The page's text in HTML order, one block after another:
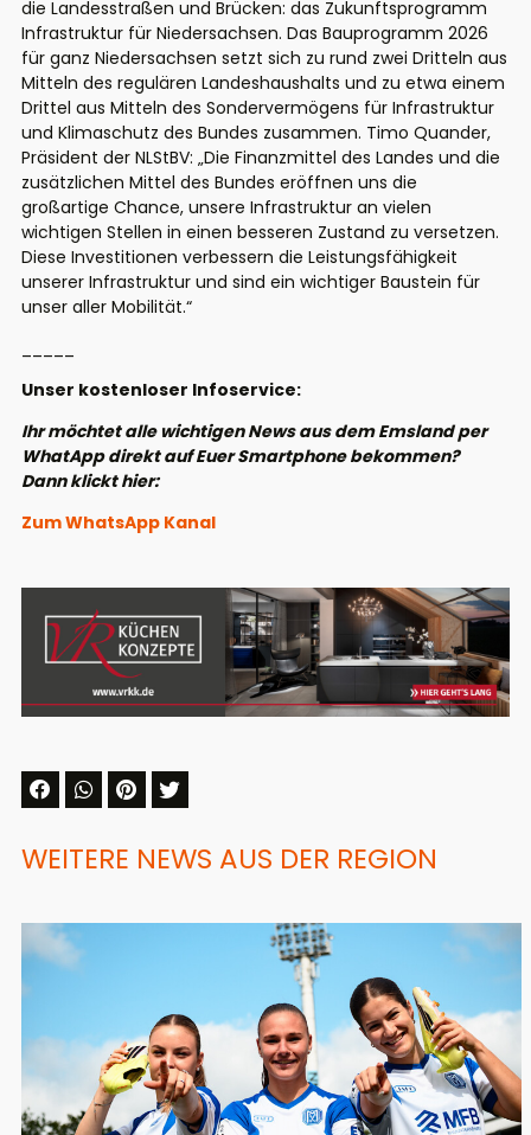
die Landesstraßen und Brücken: das Zukunftsprogramm
Infrastruktur für Niedersachsen. Das Bauprogramm 2026
für ganz Niedersachsen setzt sich zu rund zwei Dritteln aus
Mitteln des regulären Landeshaushalts und zu etwa einem
Drittel aus Mitteln des Sondervermögens für Infrastruktur
und Klimaschutz des Bundes zusammen. Timo Quander,
Präsident der NLStBV: „Die Finanzmittel des Landes und die
zusätzlichen Mittel des Bundes eröffnen uns die
großartige Chance, unsere Infrastruktur an vielen
wichtigen Stellen in einen besseren Zustand zu versetzen.
Diese Investitionen verbessern die Leistungsfähigkeit
unserer Infrastruktur und sind ein wichtiger Baustein für
unser aller Mobilität.“
Unser kostenloser Infoservice:
Ihr möchtet alle wichtigen News aus dem Emsland per
WhatApp direkt auf Euer Smartphone bekommen?
Dann klickt hier:
Zum WhatsApp Kanal
WEITERE NEWS AUS DER REGION